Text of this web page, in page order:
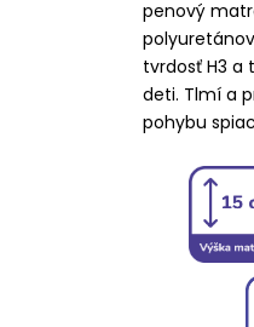
penový
tvrdosť H3 a
deti. Tlmí a
pohybu